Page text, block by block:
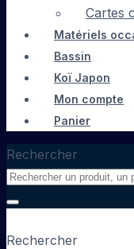
Cartes
Matériels
Bassin
Koï Japon
Mon compte
Panier
Rechercher
Rechercher